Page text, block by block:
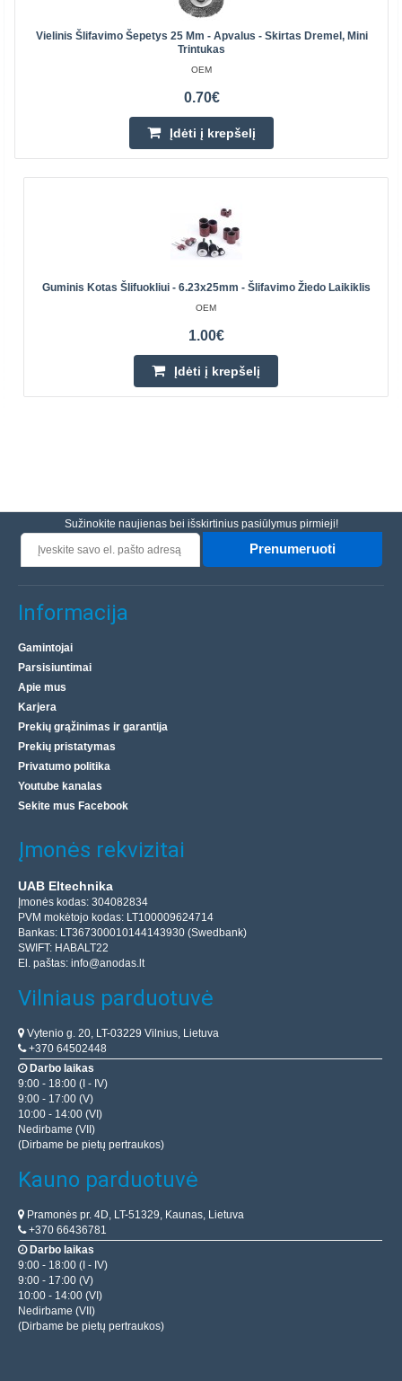
Vielinis Šlifavimo Šepetys 25 Mm - Apvalus - Skirtas Dremel, Mini
Trintukas
OEM
0.70€
Įdėti į krepšelį
Guminis Kotas Šlifuokliui - 6.23x25mm - Šlifavimo Žiedo Laikiklis
OEM
1.00€
Įdėti į krepšelį
Sužinokite naujienas bei išskirtinius pasiūlymus pirmieji!
Prenumeruoti
Informacija
Gamintojai
Parsisiuntimai
Apie mus
Karjera
Prekių grąžinimas ir garantija
Prekių pristatymas
Privatumo politika
Youtube kanalas
Sekite mus Facebook
Įmonės rekvizitai
UAB Eltechnika
Įmonės kodas: 304082834
PVM mokėtojo kodas: LT100009624714
Bankas: LT367300010144143930 (Swedbank)
SWIFT: HABALT22
El. paštas: info@anodas.lt
Vilniaus parduotuvė
Vytenio g. 20, LT-03229 Vilnius, Lietuva
+370 64502448
Darbo laikas
9:00 - 18:00 (I - IV)
9:00 - 17:00 (V)
10:00 - 14:00 (VI)
Nedirbame (VII)
(Dirbame be pietų pertraukos)
Kauno parduotuvė
Pramonės pr. 4D, LT-51329, Kaunas, Lietuva
+370 66436781
Darbo laikas
9:00 - 18:00 (I - IV)
9:00 - 17:00 (V)
10:00 - 14:00 (VI)
Nedirbame (VII)
(Dirbame be pietų pertraukos)